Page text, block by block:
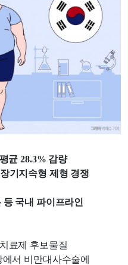
균 28.3% 감량
기지속형 제형 경쟁
등 국내 파이프라인
료제 후보물질
서 비만대사수술에